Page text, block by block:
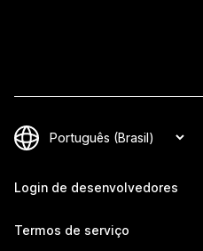
Login de desenvolvedores
Termos de serviço